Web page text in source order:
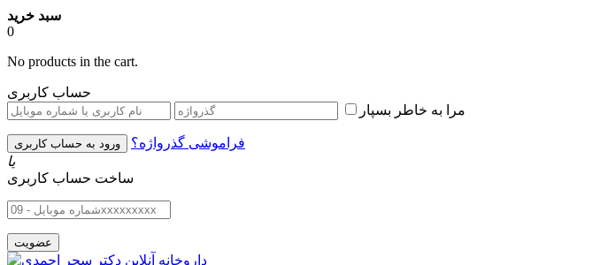
سبد خرید
0
No products in the cart.
حساب کاربری
مرا به خاطر بسپار
فراموشی گذرواژه؟
یا
ساخت حساب کاربری